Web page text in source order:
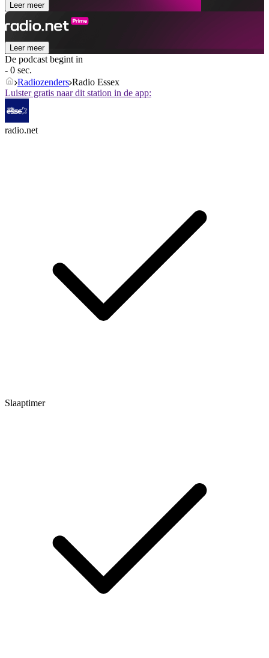
Leer meer
Leer meer
De podcast begint in
- 0 sec.
Radiozenders Radio Essex
Luister gratis naar dit station in de app:
radio.net
Slaaptimer